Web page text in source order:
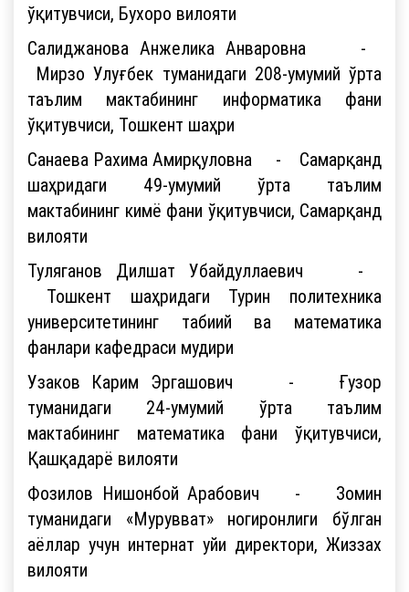
ўқитувчиси, Бухоро вилояти
Салиджанова Анжелика Анваровна -
Мирзо Улуғбек туманидаги 208-умумий ўрта
таълим мактабининг информатика фани
ўқитувчиси, Тошкент шаҳри
Санаева Рахима Амирқуловна - Самарқанд
шаҳридаги 49-умумий ўрта таълим
мактабининг кимё фани ўқитувчиси, Самарқанд
вилояти
Туляганов Дилшат Убайдуллаевич -
Тошкент шаҳридаги Турин политехника
университетининг табиий ва математика
фанлари кафедраси мудири
Узаков Карим Эргашович - Ғузор
туманидаги 24-умумий ўрта таълим
мактабининг математика фани ўқитувчиси,
Қашқадарё вилояти
Фозилов Нишонбой Арабович - Зомин
туманидаги «Мурувват» ногиронлиги бўлган
аёллар учун интернат уйи директори, Жиззах
вилояти